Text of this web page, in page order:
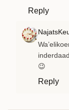
Reply
😉
Reply